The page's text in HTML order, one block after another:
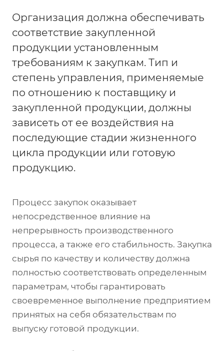
Организация должна обеспечивать
соответствие закупленной
продукции установленным
требованиям к закупкам. Тип и
степень управления, применяемые
по отношению к поставщику и
закупленной продукции, должны
зависеть от ее воздействия на
последующие стадии жизненного
цикла продукции или готовую
продукцию.
Процесс закупок оказывает
непосредственное влияние на
непрерывность производственного
процесса, а также его стабильность. Закупка
сырья по качеству и количеству должна
полностью соответствовать определенным
параметрам, чтобы гарантировать
своевременное выполнение предприятием
принятых на себя обязательствам по
выпуску готовой продукции.